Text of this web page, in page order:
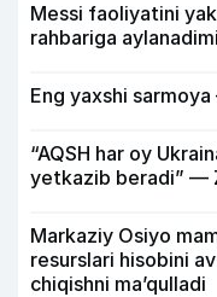
Messi faoliyatini
rahbariga
Eng yaxshi
“AQSH har oy
yetkazib beradi” —
Markaziy Osiyo
resurslari hisobini
chiqishni ma’qulladi